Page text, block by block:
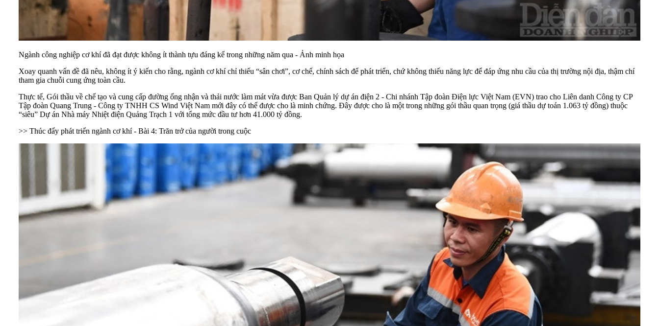
Ngành công nghiệp cơ khí đã đạt được không ít thành tựu đáng kể trong những năm qua - Ảnh minh họa
Xoay quanh vấn đề đã nêu, không ít ý kiến cho rằng, ngành cơ khí chỉ thiếu “sân chơi”, cơ chế, chính sách để phát triển, chứ không thiếu năng lực để đáp ứng nhu cầu của thị trường nội địa, thậm chí
tham gia chuỗi cung ứng toàn cầu.
Thực tế, Gói thầu về chế tạo và cung cấp đường ống nhận và thải nước làm mát vừa được Ban Quản lý dự án điện 2 - Chi nhánh Tập đoàn Điện lực Việt Nam (EVN) trao cho Liên danh Công ty CP
Tập đoàn Quang Trung - Công ty TNHH CS Wind Việt Nam mới đây có thể được cho là minh chứng. Đây được cho là một trong những gói thầu quan trọng (giá thầu dự toán 1.063 tỷ đồng) thuộc
“siêu” Dự án Nhà máy Nhiệt điện Quảng Trạch 1 với tổng mức đầu tư hơn 41.000 tỷ đồng.
>> Thúc đẩy phát triển ngành cơ khí - Bài 4: Trăn trở của người trong cuộc